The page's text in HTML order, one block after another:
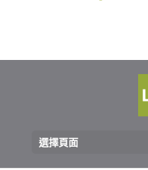
選擇頁面